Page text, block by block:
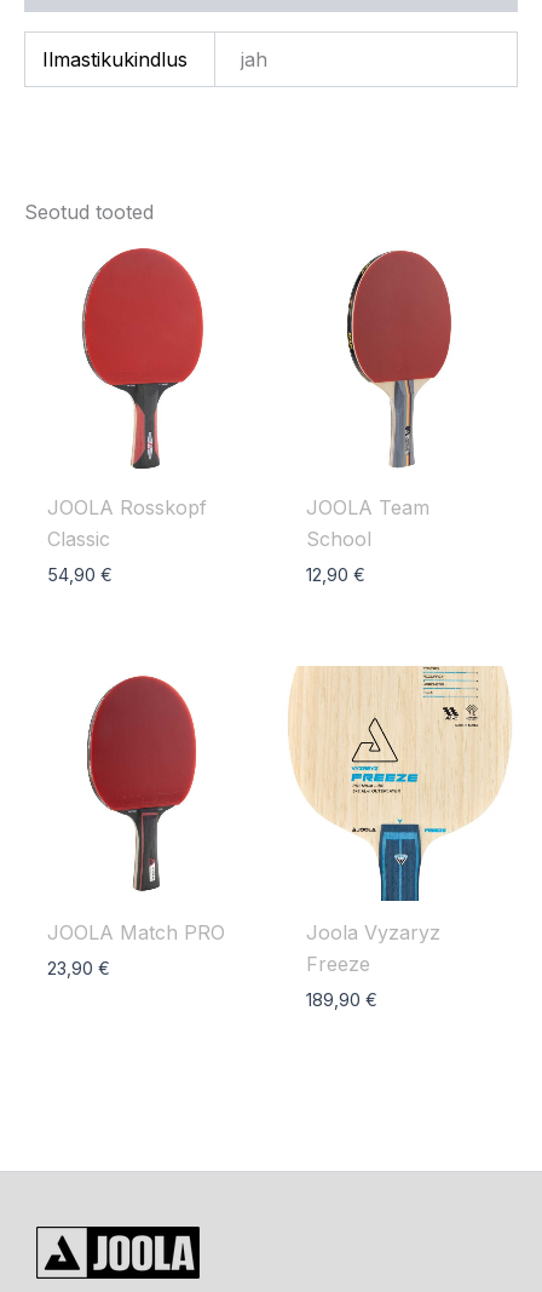
Ilmastikukindlus jah
Seotud tooted
JOOLA Rosskopf
Classic
54,90€
JOOLA Team
School
12,90€
JOOLA Match PRO
23,90€
Joola Vyzaryz
Freeze
189,90€